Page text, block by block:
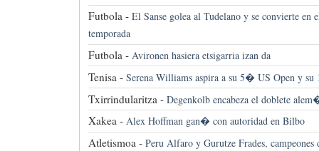
Futbola - El Sanse golea al Tudelano y se convierte
temporada
Futbola - Avironen hasiera etsigarria izan da
Tenisa - Serena Williams aspira a su 5� US Open y
Txirrindularitza - Degenkolb encabeza el doblete
Xakea - Alex Hoffman gan� con autoridad en Bilbo
Atletismoa - Peru Alfaro y Gurutze Frades, campeones